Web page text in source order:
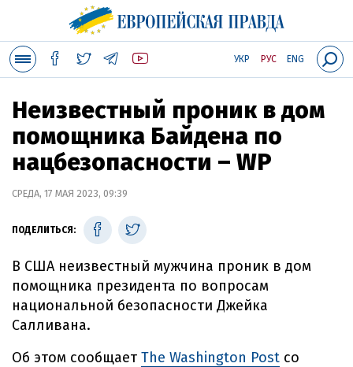
УКР РУС ENG
Неизвестный проник в дом
помощника Байдена по
нацбезопасности – WP
СРЕДА, 17 МАЯ 2023, 09:39
ПОДЕЛИТЬСЯ:
В США неизвестный мужчина проник в дом
помощника президента по вопросам
национальной безопасности Джейка
Салливана.
Об этом сообщает The Washington Post со